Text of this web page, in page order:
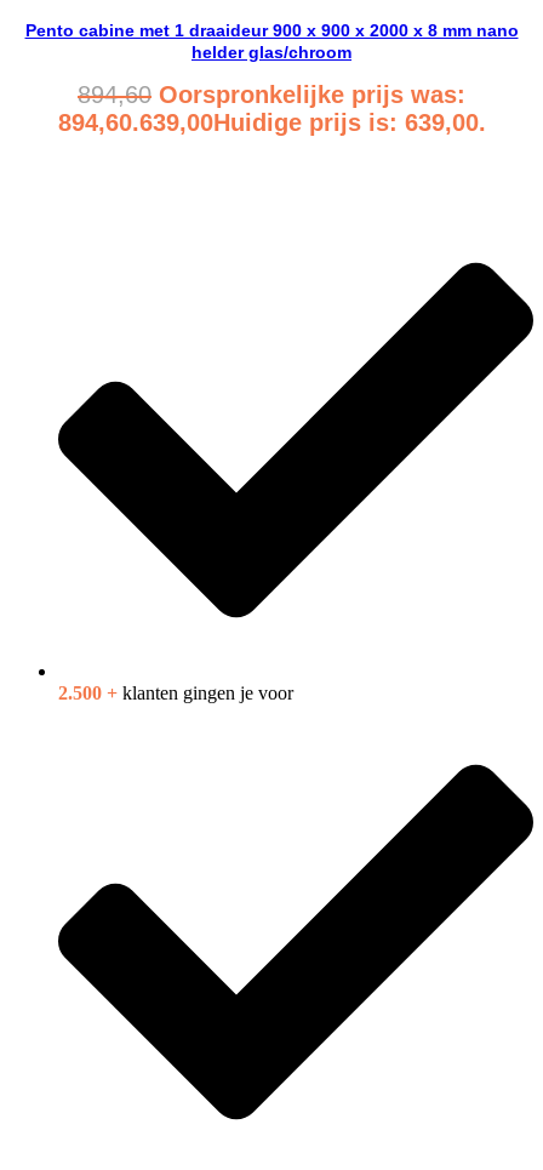
Pento cabine met 1 draaideur 900 x 900 x 2000 x 8 mm nano
helder glas/chroom
894,60 Oorspronkelijke prijs was:
894,60.639,00Huidige prijs is: 639,00.
2.500 + klanten gingen je voor